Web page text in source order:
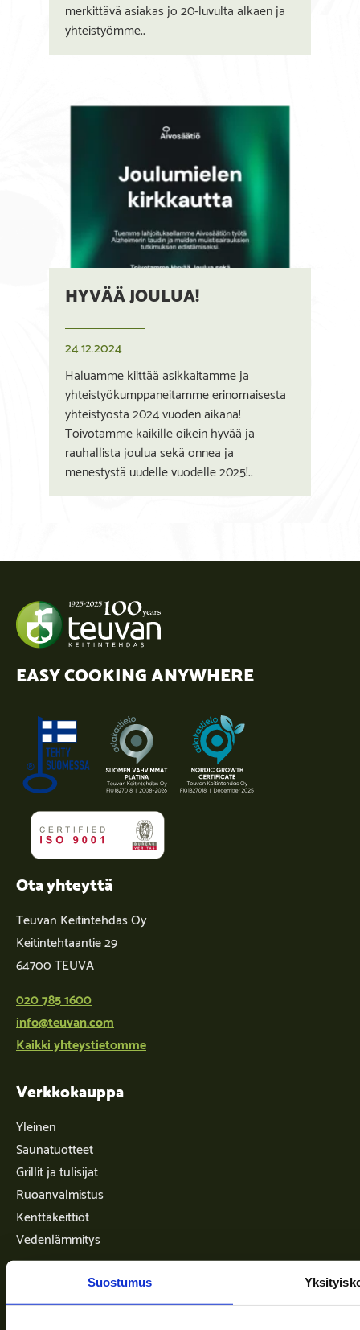
Suostumus
merkittävä asiakas jo 20-luvulta alkaen ja
yhteistyömme..
HYVÄÄ JOULUA!
24.12.2024
Haluamme kiittää asikkaitamme ja
yhteistyökumppaneitamme erinomaisesta
yhteistyöstä 2024 vuoden aikana!
Toivotamme kaikille oikein hyvää ja
rauhallista joulua sekä onnea ja
menestystä uudelle vuodelle 2025!..
EASY COOKING ANYWHERE
Ota yhteyttä
Teuvan Keitintehdas Oy
Keitintehtaantie 29
64700 TEUVA
020 785 1600
info@teuvan.com
Kaikki yhteystietomme
Verkkokauppa
Yleinen
Saunatuotteet
Grillit ja tulisijat
Ruoanvalmistus
Kenttäkeittiöt
Vedenlämmitys